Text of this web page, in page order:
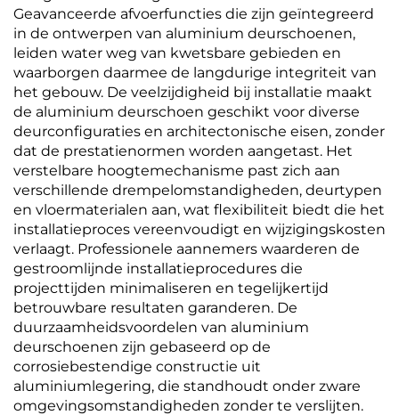
Geavanceerde afvoerfuncties die zijn geïntegreerd
in de ontwerpen van aluminium deurschoenen,
leiden water weg van kwetsbare gebieden en
waarborgen daarmee de langdurige integriteit van
het gebouw. De veelzijdigheid bij installatie maakt
de aluminium deurschoen geschikt voor diverse
deurconfiguraties en architectonische eisen, zonder
dat de prestatienormen worden aangetast. Het
verstelbare hoogtemechanisme past zich aan
verschillende drempelomstandigheden, deurtypen
en vloermaterialen aan, wat flexibiliteit biedt die het
installatieproces vereenvoudigt en wijzigingskosten
verlaagt. Professionele aannemers waarderen de
gestroomlijnde installatieprocedures die
projecttijden minimaliseren en tegelijkertijd
betrouwbare resultaten garanderen. De
duurzaamheidsvoordelen van aluminium
deurschoenen zijn gebaseerd op de
corrosiebestendige constructie uit
aluminiumlegering, die standhoudt onder zware
omgevingsomstandigheden zonder te verslijten.